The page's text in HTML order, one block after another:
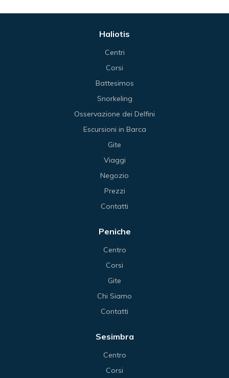
Haliotis
Centri
Corsi
Battesimos
Snorkeling
Osservazione dei Delfini
Escursioni in Barca
Gite
Viaggi
Negozio
Prezzi
Contatti
Peniche
Centro
Corsi
Gite
Chi Siamo
Contatti
Sesimbra
Centro
Corsi